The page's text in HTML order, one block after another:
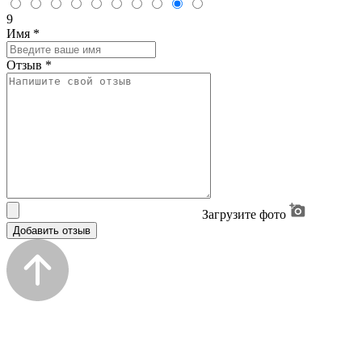
9
Имя *
Отзыв *
Загрузите фото
Добавить отзыв